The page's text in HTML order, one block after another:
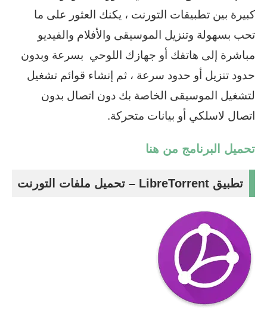
كبيرة بين تطبيقات التورنت ، يكنك العثور على ما
تحب بسهولة وتنزيل الموسيقى والأفلام والفيديو
مباشرة إلى هاتفك أو جهازك اللوحي بسرعة وبدون
حدود تنزيل أو حدود سرعة ، ثم إنشاء قوائم تشغيل
لتشغيل الموسيقى الخاصة بك دون اتصال بدون
اتصال لاسلكي أو بيانات متحركة.
تحميل البرنامج من هنا
تطبيق LibreTorrent‏ – تحميل ملفات التورنت